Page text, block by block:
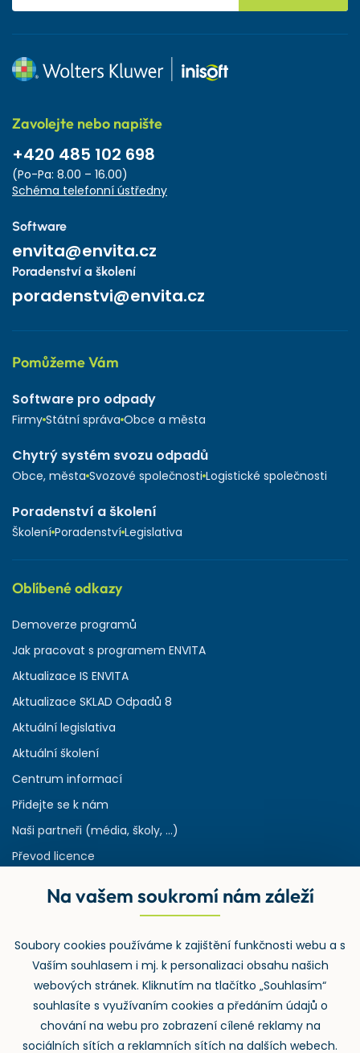
Zavolejte nebo napište
+420 485 102 698
(Po-Pa: 8.00 – 16.00)
Schéma telefonní ústředny
Software
envita@envita.cz
Poradenství a školení
poradenstvi@envita.cz
Pomůžeme Vám
Software pro odpady
Firmy Státní správa Obce a města
Chytrý systém svozu odpadů
Obce, města Svozové společnosti Logistické společnosti
Poradenství a školení
Školení Poradenství Legislativa
Oblíbené odkazy
Demoverze programů
Jak pracovat s programem ENVITA
Aktualizace IS ENVITA
Aktualizace SKLAD Odpadů 8
Aktuální legislativa
Aktuální školení
Centrum informací
Přidejte se k nám
Naši partneři (média, školy, ...)
Převod licence
Rejstřík používaných zkratek v odpadech
Zpětný odběr
Na vašem soukromí nám záleží
Soubory cookies používáme k zajištění funkčnosti webu a s
Vaším souhlasem i mj. k personalizaci obsahu našich
webových stránek. Kliknutím na tlačítko „Souhlasím“
souhlasíte s využívaním cookies a předáním údajů o
chování na webu pro zobrazení cílené reklamy na
sociálních sítích a reklamních sítích na dalších webech.